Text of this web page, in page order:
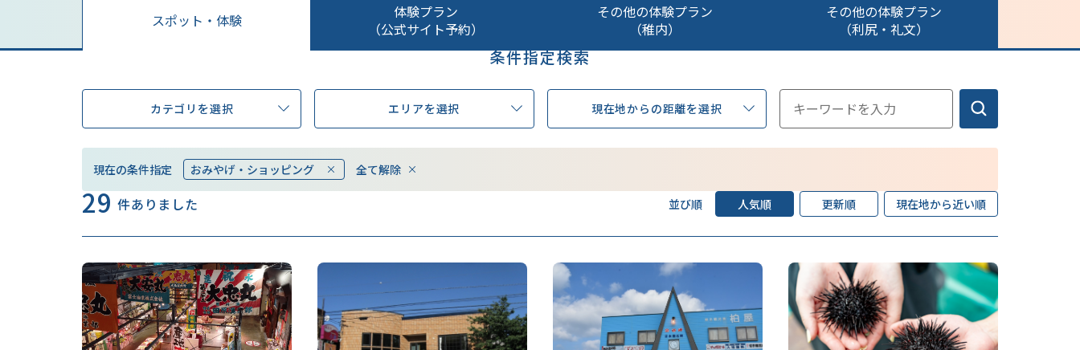
スポット・体験
体験プラン
（公式サイト予約）
その他の体験プラン
（稚内）
その他の体験プラン
（利尻・礼文）
条件指定検索
カテゴリを選択 エリアを選択 現在地からの距離を選択
現在の条件指定 おみやげ・ショッピング 全て解除
29 件ありました 並び順 人気順 更新順 現在地から近い順